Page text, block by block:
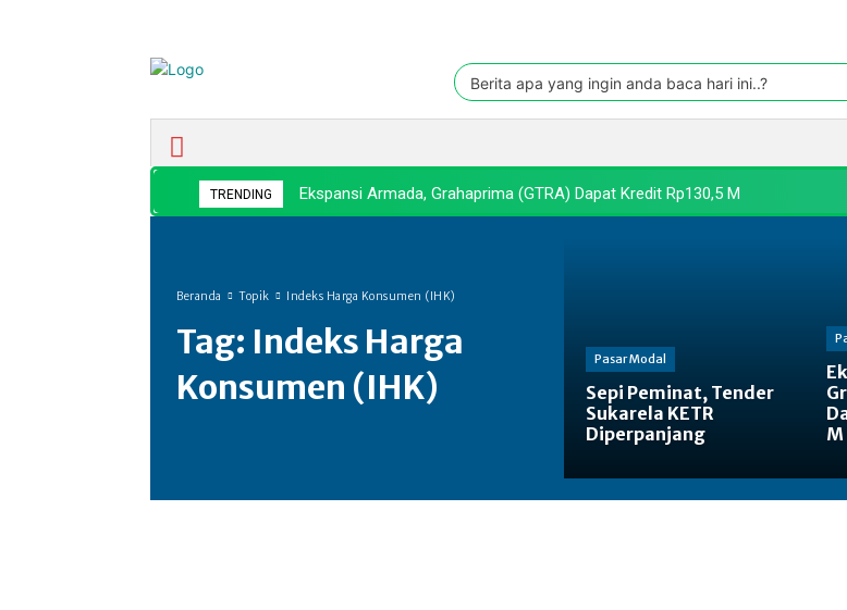
Pasaroleh TradingView
Berita apa yang ingin anda baca hari ini..?
TRENDING Ekspansi Armada, Grahaprima (GTRA) Dapat Kredit Rp130,5 M
Beranda Topik Indeks Harga Konsumen (IHK)
Tag: Indeks Harga
Konsumen (IHK)
Pasar Modal
Sepi Peminat, Tender
Sukarela KETR
Diperpanjang
M